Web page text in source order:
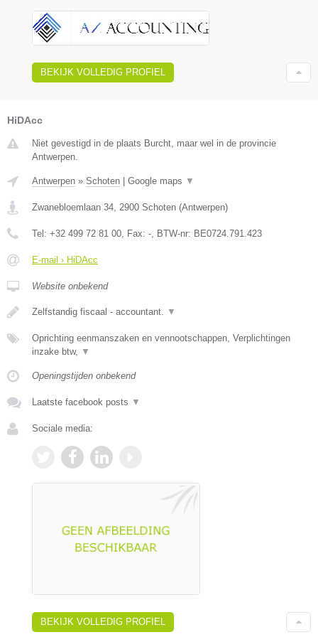
BEKIJK VOLLEDIG PROFIEL
HiDAcc
Niet gevestigd in de plaats Burcht, maar wel in de provincie
Antwerpen.
Antwerpen » Schoten Google maps ▼
Zwanebloemlaan 34 2900 Schoten (Antwerpen)
Tel: +32 499 72 81 00 , Fax: - , BTW-nr: BE0724.791.423
E-mail › HiDAcc
Website onbekend
Zelfstandig fiscaal - accountant. ▼
Oprichting eenmanszaken en vennootschappen, Verplichtingen
inzake btw, ▼
Openingstijden onbekend
Laatste facebook posts ▼
Sociale media:
BEKIJK VOLLEDIG PROFIEL